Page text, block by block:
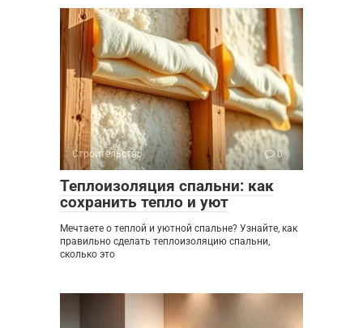
Строительство 0
Теплоизоляция спальни: как
сохранить тепло и уют
Мечтаете о теплой и уютной спальне? Узнайте, как
правильно сделать теплоизоляцию спальни,
сколько это